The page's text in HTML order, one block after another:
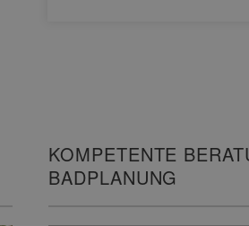
KOMPETENTE
BADPLANUNG